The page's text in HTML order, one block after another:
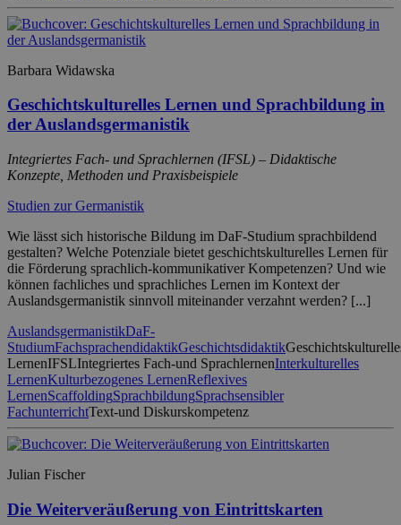
Barbara Widawska
Geschichtskulturelles Lernen und Sprachbildung in
der Auslandsgermanistik
Integriertes Fach- und Sprachlernen (IFSL) – Didaktische
Konzepte, Methoden und Praxisbeispiele
Studien zur Germanistik
Wie lässt sich historische Bildung im DaF-Studium sprachbildend
gestalten? Welche Potenziale bietet geschichtskulturelles Lernen für
die Förderung sprachlich-kommunikativer Kompetenzen? Und wie
können fachliches und sprachliches Lernen im Kontext der
Auslandsgermanistik sinnvoll miteinander verzahnt werden? [...]
AuslandsgermanistikDaF-
StudiumFachsprachendidaktikGeschichtsdidaktik
LernenIFSLIntegriertes Fach-und SprachlernenInterkulturelles
LernenKulturbezogenes LernenReflexives
LernenScaffoldingSprachbildungSprachsensibler
FachunterrichtText-und Diskurskompetenz
Julian Fischer
Die Weiterveräußerung von Eintrittskarten